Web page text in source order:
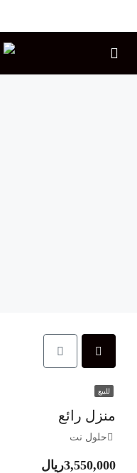
للبيع
منزل رائع
حلول نت
3,550,000ريال